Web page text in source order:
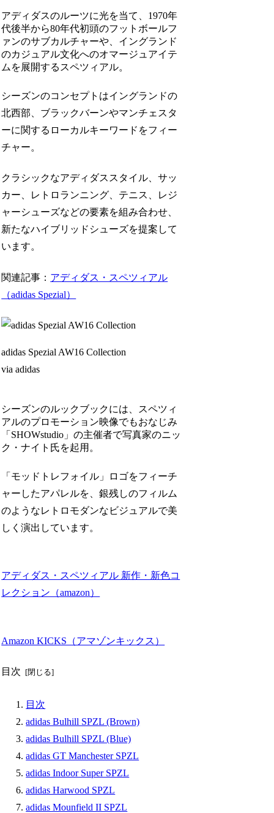
アディダスのルーツに光を当て、1970年
代後半から80年代初頭のフットボールフ
ァンのサブカルチャーや、イングランド
のカジュアル文化へのオマージュアイテ
ムを展開するスペツィアル。
シーズンのコンセプトはイングランドの
北西部、ブラックバーンやマンチェスタ
ーに関するローカルキーワードをフィー
チャー。
クラシックなアディダススタイル、サッ
カー、レトロランニング、テニス、レジ
ャーシューズなどの要素を組み合わせ、
新たなハイブリッドシューズを提案して
います。
関連記事： アディダス・スペツィアル
（adidas Spezial）
adidas Spezial AW16 Collection
via adidas
シーズンのルックブックには、スペツィ
アルのプロモーション映像でもおなじみ
「SHOWstudio」の主催者で写真家のニッ
ク・ナイト氏を起用。
「モッドトレフォイル」ロゴをフィーチ
ャーしたアパレルを、銀残しのフィルム
のようなレトロモダンなビジュアルで美
しく演出しています。
アディダス・スペツィアル 新作・新色コ
レクション（amazon）
Amazon KICKS（アマゾンキックス）
目次
目次
adidas Bulhill SPZL (Brown)
adidas Bulhill SPZL (Blue)
adidas GT Manchester SPZL
adidas Indoor Super SPZL
adidas Harwood SPZL
adidas Mounfield II SPZL